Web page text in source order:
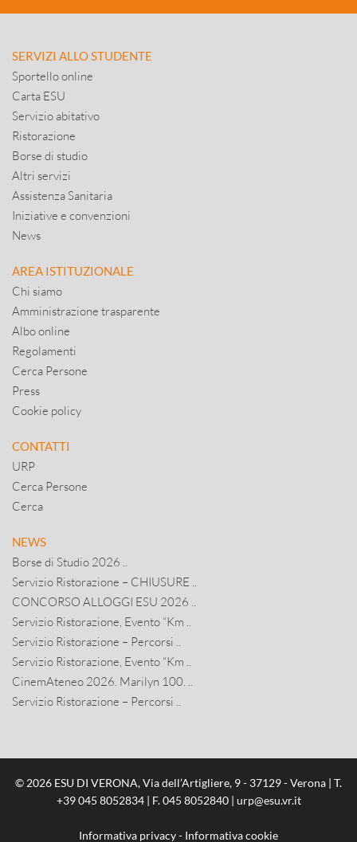
SERVIZI ALLO STUDENTE
Sportello online
Carta ESU
Servizio abitativo
Ristorazione
Borse di studio
Altri servizi
Assistenza Sanitaria
Iniziative e convenzioni
News
AREA ISTITUZIONALE
Chi siamo
Amministrazione trasparente
Albo online
Regolamenti
Cerca Persone
Press
Cookie policy
CONTATTI
URP
Cerca Persone
Cerca
NEWS
Borse di Studio 2026 ..
Servizio Ristorazione – CHIUSURE ..
CONCORSO ALLOGGI ESU 2026 ..
Servizio Ristorazione, Evento “Km ..
Servizio Ristorazione – Percorsi ..
Servizio Ristorazione, Evento “Km ..
CinemAteneo 2026. Marilyn 100. ..
Servizio Ristorazione – Percorsi ..
© 2026 ESU DI VERONA, Via dell’Artigliere, 9 - 37129 - Verona | T.
+39 045 8052834| F. 045 8052840 | urp@esu.vr.it
Informativa privacy- Informativa cookie